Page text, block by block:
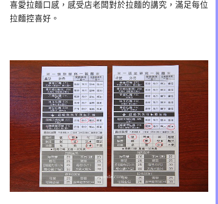
喜愛拉麵口感，感受店老闆對於拉麵的講究，滿足每位
拉麵控喜好。